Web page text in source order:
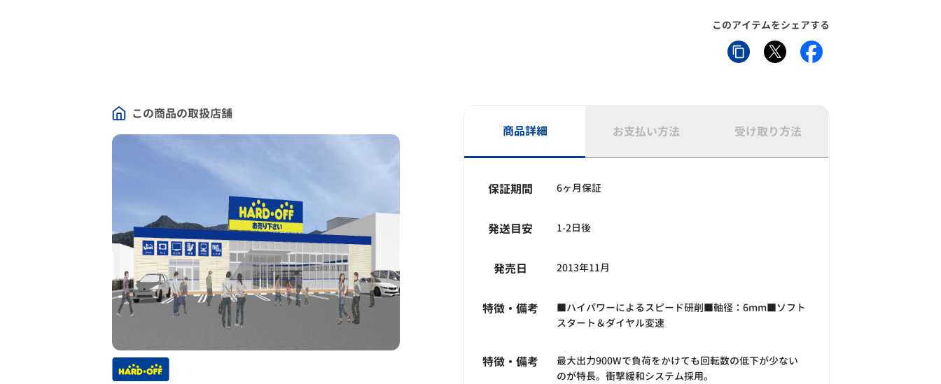
このアイテムをシェアする
この商品の取扱店舗
商品詳細 お支払い方法 受け取り方法
保証期間 6ヶ月保証
発送目安 1-2日後
発売日 2013年11月
特徴・備考
■ハイパワーによるスピード研削■軸径：6mm■ソフト
スタート＆ダイヤル変速
特徴・備考
最大出力900Wで負荷をかけても回転数の低下が少ない
のが特長。衝撃緩和システム採用。